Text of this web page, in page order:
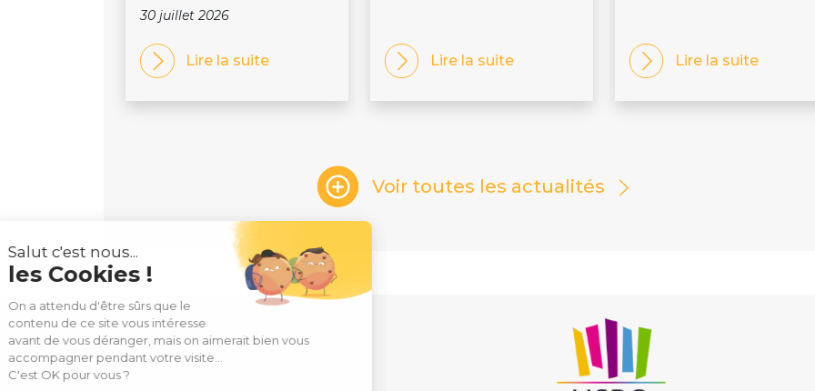
30 juillet 2026
Lire la suite Lire la suite Lire la suite
Voir toutes les actualités